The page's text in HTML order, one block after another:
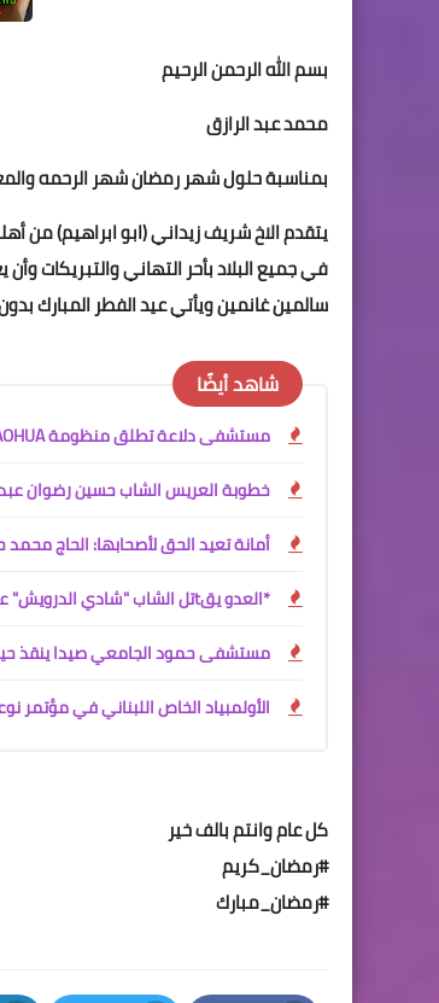
بسم الله الرحمن الرحيم
محمد عبد الرازق
بمناسبة حلول شهر رمضان شهر الرحمه
يتقدم الاخ شريف زيداني (ابو ابراهيم) من
في جميع البلاد بأحر التهاني والتبريكات
سالمين غانمين ويأتي عيد الفطر المبارك
شاهد أيضًا
مستشفى دلاعة تطلق منظومة AOHUA الذكية... نقلة نوعية في عالم المناظير الطبية
خطوبة العريس الشاب حسين رضوان عبد
أمانة تعيد الحق لأصحابها: الحاج
*العدو يقtتل الشاب "شادي الدرويش" على طريق البياضة _ الناقورة
مستشفى حمود الجامعي صيدا ينقذ
الأولمبياد الخاص اللبناني في مؤتمر
كل عام وانتم بالف خير
#رمضان_كريم
#رمضان_مبارك